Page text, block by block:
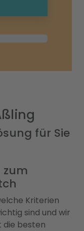
für Sie
zum
Kriterien
sind und wir
die besten